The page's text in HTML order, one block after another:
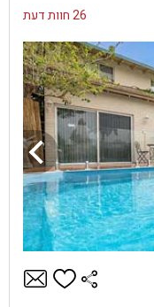
26 חוות דעת